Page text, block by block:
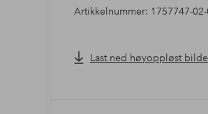
Artikkelnummer: 1757747-
Last ned høyoppløst bilde